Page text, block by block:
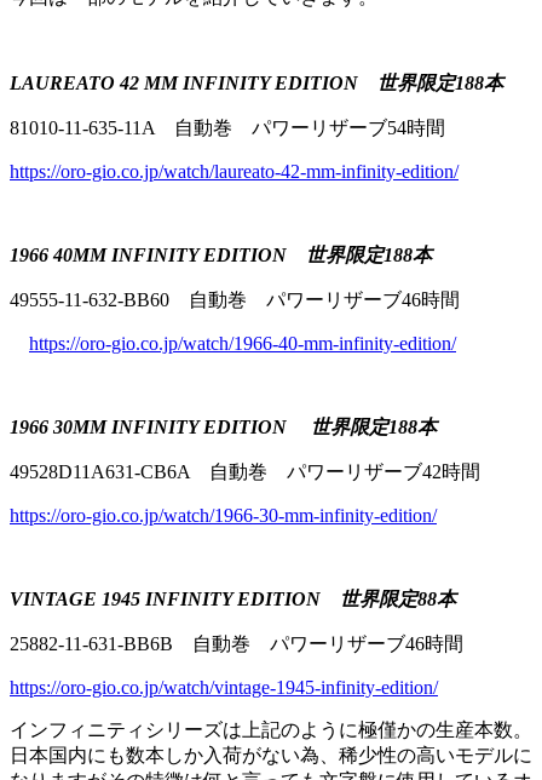
LAUREATO 42 MM INFINITY EDITION 世界限定188本
81010-11-635-11A 自動巻 パワーリザーブ54時間
https://oro-gio.co.jp/watch/laureato-42-mm-infinity-edition/
1966 40MM INFINITY EDITION 世界限定188本
49555-11-632-BB60 自動巻 パワーリザーブ46時間
https://oro-gio.co.jp/watch/1966-40-mm-infinity-edition/
1966 30MM INFINITY EDITION 世界限定188本
49528D11A631-CB6A 自動巻 パワーリザーブ42時間
https://oro-gio.co.jp/watch/1966-30-mm-infinity-edition/
VINTAGE 1945 INFINITY EDITION 世界限定88本
25882-11-631-BB6B 自動巻 パワーリザーブ46時間
https://oro-gio.co.jp/watch/vintage-1945-infinity-edition/
インフィニティシリーズは上記のように極僅かの生産本数。
日本国内にも数本しか入荷がない為、稀少性の高いモデルに